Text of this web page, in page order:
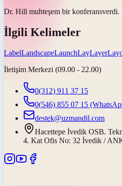
Dr. Hill muhteşem bir konferansverdi.
İlgili Kelimeler
LabelLandscapeLaunchLayLayer
İletişim Merkezi (09.00 - 22.00)
0(312) 911 37 15
0(546) 855 07 15
destek@uzmandil.com
Hacettepe İvedik OSB.
4. Kat Ofis No: 32 İvedik /